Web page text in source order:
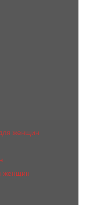
женщин
женщин